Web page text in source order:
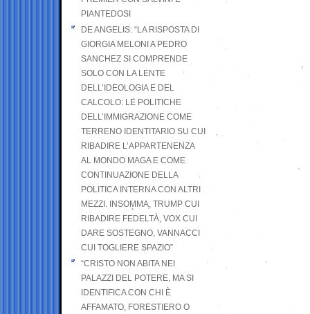
PIANTEDOSI
DE ANGELIS: “LA RISPOSTA DI
GIORGIA MELONI A PEDRO
SANCHEZ SI COMPRENDE
SOLO CON LA LENTE
DELL’IDEOLOGIA E DEL
CALCOLO: LE POLITICHE
DELL’IMMIGRAZIONE COME
TERRENO IDENTITARIO SU CUI
RIBADIRE L’APPARTENENZA
AL MONDO MAGA E COME
CONTINUAZIONE DELLA
POLITICA INTERNA CON ALTRI
MEZZI. INSOMMA, TRUMP CUI
RIBADIRE FEDELTÀ, VOX CUI
DARE SOSTEGNO, VANNACCI
CUI TOGLIERE SPAZIO”
“CRISTO NON ABITA NEI
PALAZZI DEL POTERE, MA SI
IDENTIFICA CON CHI È
AFFAMATO, FORESTIERO O